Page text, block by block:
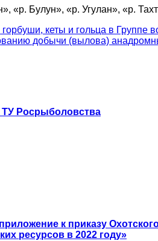
Булун», «р. Угулан», «р.
кеты и гольца в Группе
добычи (вылова)
ТУ Росрыболовства
к приказу
ресурсов в 2022 году»